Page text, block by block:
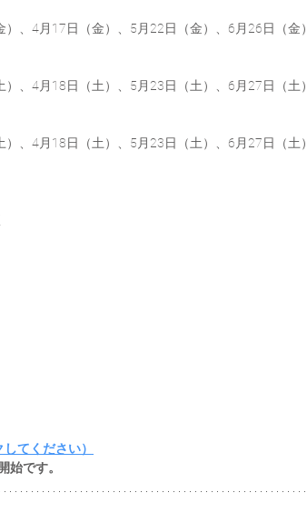
、4月17日（金）、5月22日（金）、6月26日（金）
、4月18日（土）、5月23日（土）、6月27日（土）
、4月18日（土）、5月23日（土）、6月27日（土）
てください）
始です。